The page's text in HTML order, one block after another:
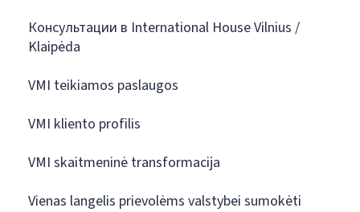
Консультации в International House Vilnius /
Klaipėda
VMI teikiamos paslaugos
VMI kliento profilis
VMI skaitmeninė transformacija
Vienas langelis prievolėms valstybei sumokėti